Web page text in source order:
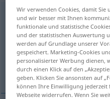
Großmamaf UMG
Übersicht aller
(Für mehr Details die
bedstemor
Wir verwenden Cookies, damit Sie
und wir besser mit Ihnen
funktionale und statistische
und der statistischen Auswertung
werden auf Grundlage unserer
gespeichert. Marketing-Cookies
personalisierter Werbung dienen,
durch einen Klick auf den
geben. Klicken Sie ansonsten auf
können Ihre Einwilligung jederzeit
Webseite widerrufen. Wenn Sie